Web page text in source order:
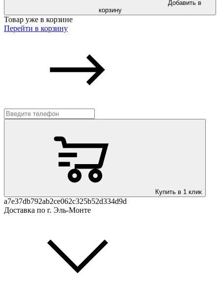
корзину
Товар уже в корзине
Перейти в корзину
Купить в 1 клик
a7e37db792ab2ce062c325b52d334d9d
Доставка по г. Эль-Монте